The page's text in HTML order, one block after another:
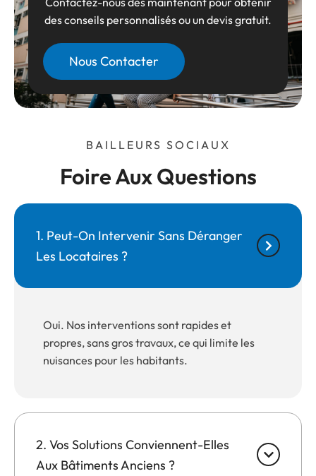
des conseils personnalisés ou un devis gratuit.
Nous Contacter
BAILLEURS SOCIAUX
Foire Aux Questions
1. Peut-On Intervenir Sans Déranger
Les Locataires ?
Oui. Nos interventions sont rapides et
propres, sans gros travaux, ce qui limite les
nuisances pour les habitants.
2. Vos Solutions Conviennent-Elles
Aux Bâtiments Anciens ?